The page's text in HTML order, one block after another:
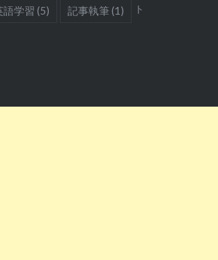
語学習 (5) 記事執筆(1)
ト